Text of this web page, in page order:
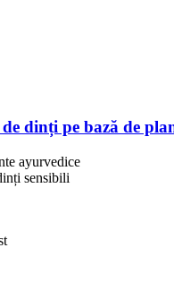
dinți pe bază de
ayurvedice
sensibili